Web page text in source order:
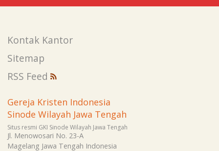
Kontak Kantor
Sitemap
RSS Feed
Gereja Kristen Indonesia
Sinode Wilayah Jawa Tengah
Situs resmi GKI Sinode Wilayah Jawa Tengah
Jl. Menowosari No. 23-A
Magelang Jawa Tengah Indonesia